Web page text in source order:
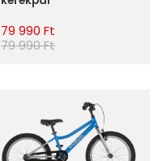
79 990 Ft
79 990 Ft